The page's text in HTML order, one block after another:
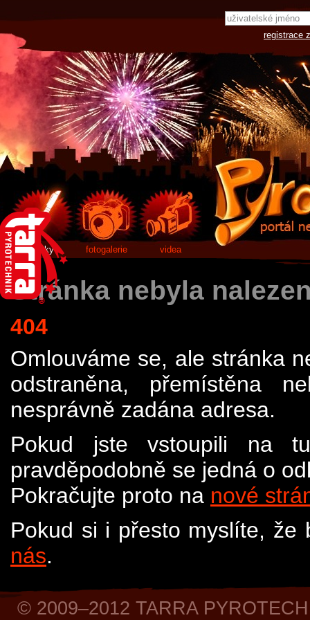
registrace
články fotogalerie videa
Stránka nebyla
404
Omlouváme se, ale stránka
odstraněna, přemístěna
nesprávně zadána adresa.
Pokud jste vstoupili na
pravděpodobně se jedná o
Pokračujte proto na nové
Pokud si i přesto myslíte,
nás.
© 2009–2012 TARRA